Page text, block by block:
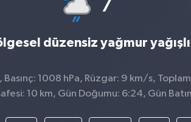
düzensiz yağmur yağışlı
, Basınç: 1008 hPa, Rüzgar: 9 km/s,
10 km, Gün Doğumu: 6:24, Gün